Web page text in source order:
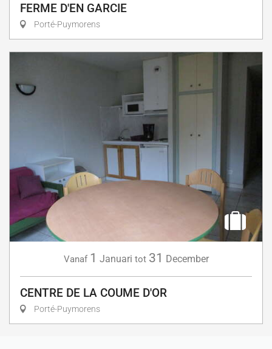
FERME D'EN GARCIE
Porté-Puymorens
Vanaf 1 Januari tot 31 December
CENTRE DE LA COUME D'OR
Porté-Puymorens